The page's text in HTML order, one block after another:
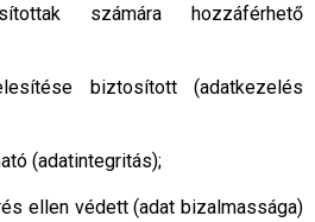
számára hozzáférhető
biztosított (adatkezelés
(adatintegritás);
ellen védett (adat bizalmassága)